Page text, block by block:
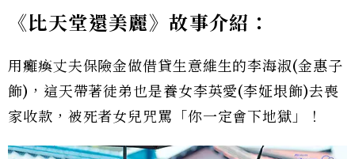
《比天堂還美麗》故事介紹：
用癱瘓丈夫保險金做借貸生意維生的李海淑(金惠子
飾)，這天帶著徒弟也是養女李英愛(李姃垠飾)去喪
家收款，被死者女兒咒罵「你一定會下地獄」！